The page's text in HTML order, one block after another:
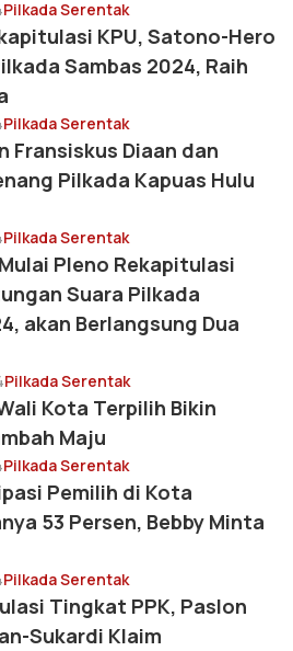
Pilkada Serentak
KPU, Satono-Hero
Sambas 2024, Raih
Pilkada Serentak
Fransiskus Diaan dan
Pilkada Kapuas Hulu
Pilkada Serentak
Pleno Rekapitulasi
Suara Pilkada
akan Berlangsung Dua
Pilkada Serentak
Kota Terpilih Bikin
Maju
Pilkada Serentak
Pemilih di Kota
53 Persen, Bebby Minta
Pilkada Serentak
Tingkat PPK, Paslon
Sukardi Klaim